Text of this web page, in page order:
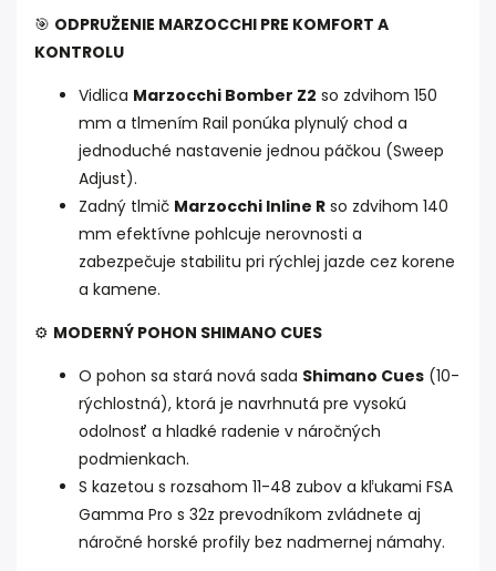
🎯 ODPRUŽENIE MARZOCCHI PRE KOMFORT A
KONTROLU
Vidlica Marzocchi Bomber Z2 so zdvihom 150
mm a tlmením Rail ponúka plynulý chod a
jednoduché nastavenie jednou páčkou (Sweep
Adjust).
Zadný tlmič Marzocchi Inline R so zdvihom 140
mm efektívne pohlcuje nerovnosti a
zabezpečuje stabilitu pri rýchlej jazde cez korene
a kamene.
⚙️ MODERNÝ POHON SHIMANO CUES
O pohon sa stará nová sada Shimano Cues (10-
rýchlostná), ktorá je navrhnutá pre vysokú
odolnosť a hladké radenie v náročných
podmienkach.
S kazetou s rozsahom 11-48 zubov a kľukami FSA
Gamma Pro s 32z prevodníkom zvládnete aj
náročné horské profily bez nadmernej námahy.